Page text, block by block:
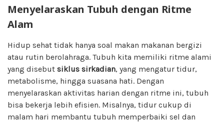
Menyelaraskan Tubuh dengan Ritme
Alam
Hidup sehat tidak hanya soal makan makanan bergizi
atau rutin berolahraga. Tubuh kita memiliki ritme alami
yang disebut siklus sirkadian, yang mengatur tidur,
metabolisme, hingga suasana hati. Dengan
menyelaraskan aktivitas harian dengan ritme ini, tubuh
bisa bekerja lebih efisien. Misalnya, tidur cukup di
malam hari membantu tubuh memperbaiki sel dan